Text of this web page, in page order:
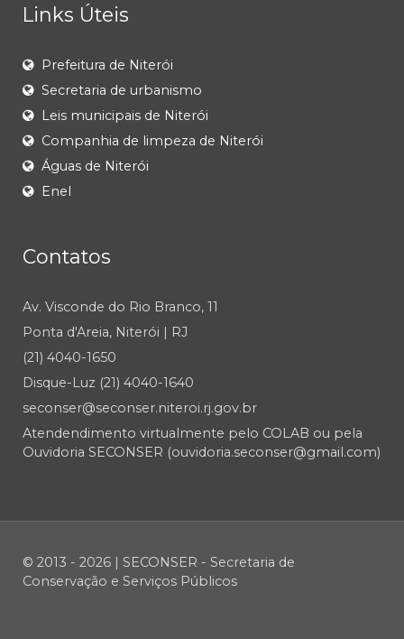
Links Úteis
Prefeitura de Niterói
Secretaria de urbanismo
Leis municipais de Niterói
Companhia de limpeza de Niterói
Águas de Niterói
Enel
Contatos
Av. Visconde do Rio Branco, 11
Ponta d'Areia, Niterói | RJ
(21) 4040-1650
Disque-Luz (21) 4040-1640
seconser@seconser.niteroi.rj.gov.br
Atendendimento virtualmente pelo COLAB ou pela
Ouvidoria SECONSER (ouvidoria.seconser@gmail.com)
© 2013 - 2026 | SECONSER - Secretaria de
Conservação e Serviços Públicos